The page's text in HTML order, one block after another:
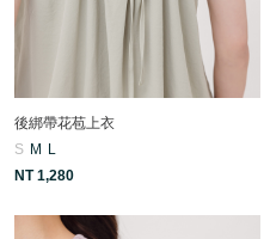
後綁帶花苞上衣
S M L
NT 1,280